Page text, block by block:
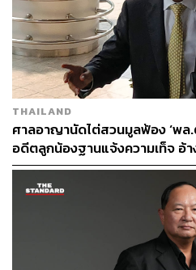
THAILAND
ศาลอาญานัดไต่สวนมูลฟ้อง ‘พล
อดีตลูกน้องฐานแจ้งความเท็จ อ้
ธวัชชัยเป็นพยานเบิกความชี้แจง